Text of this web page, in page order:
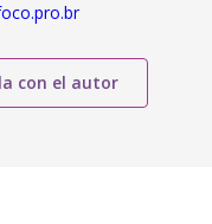
con el autor